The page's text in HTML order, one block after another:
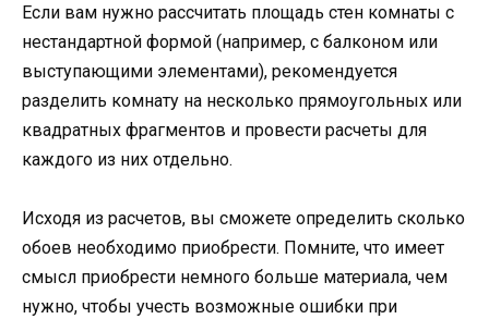
Если вам нужно рассчитать площадь стен комнаты с
нестандартной формой (например, с балконом или
выступающими элементами), рекомендуется
разделить комнату на несколько прямоугольных или
квадратных фрагментов и провести расчеты для
каждого из них отдельно.
Исходя из расчетов, вы сможете определить сколько
обоев необходимо приобрести. Помните, что имеет
смысл приобрести немного больше материала, чем
нужно, чтобы учесть возможные ошибки при